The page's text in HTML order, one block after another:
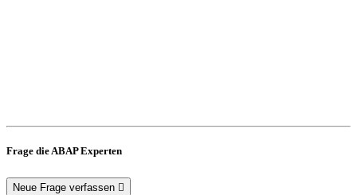
Frage die ABAP Experten
Neue Frage verfassen